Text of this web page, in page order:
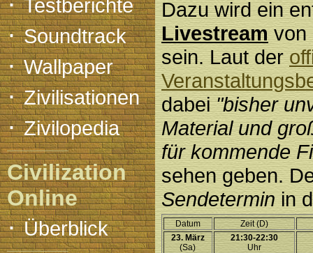
Testberichte
·Soundtrack
·Wallpaper
·Zivilisationen
·Zivilopedia
Civilization
Online
·Überblick
Dazu wird ein
Livestreamvon
sein. Laut der
dabei"bisher
Material und
für kommende
sehen geben.
Sendetermin in
Datum
Zeit (D)
23. März
(Sa)
21:30-22:30
Uhr